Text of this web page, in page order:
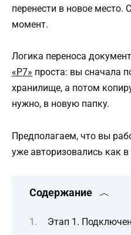
перенести в новое место.
момент.
Логика переноса
«Р7» проста: вы сначала
хранилище, а потом
нужно, в новую папку.
Предполагаем, что вы
уже авторизовались как в
Содержание
Этап 1.